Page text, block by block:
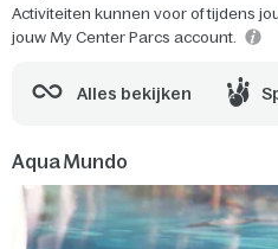
Activiteiten kunnen voor of tijdens
jouw My Center Parcs account.
Alles bekijken
Aqua Mundo